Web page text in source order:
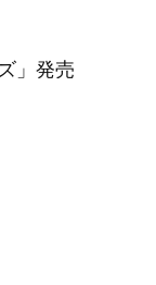
」発売